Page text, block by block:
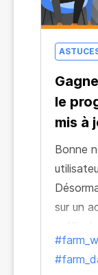
le
mis à
Bonne
sur un